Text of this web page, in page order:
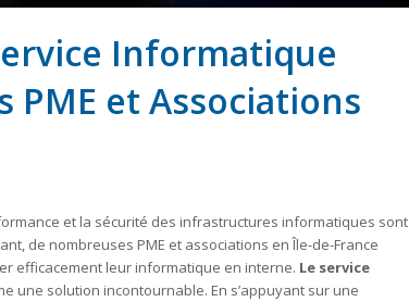
Informatique
PME et Associations
et la sécurité des infrastructures informatiques sont
de nombreuses PME et associations en Île-de-France
efficacement leur informatique en interne. Le service
une solution incontournable. En s’appuyant sur une